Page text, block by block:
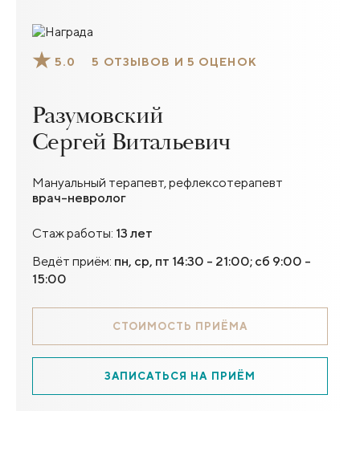
5.0 5 ОТЗЫВОВ И 5 ОЦЕНОК
Разумовский
Сергей Витальевич
Мануальный терапевт, рефлексотерапевт
врач-невролог
Стаж работы: 13 лет
Ведёт приём: пн, ср, пт 14:30 - 21:00; сб 9:00 -
15:00
СТОИМОСТЬ ПРИЁМА
ЗАПИСАТЬСЯ НА ПРИЁМ